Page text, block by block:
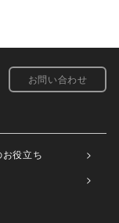
お問い合わせ
役立ち